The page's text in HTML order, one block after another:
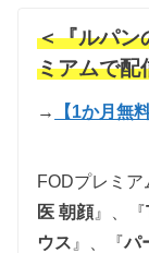
＜『ルパン
ミアムで配
→ 【1か月無
FODプレミア
医 朝顔』、『
ウス 』、『パ